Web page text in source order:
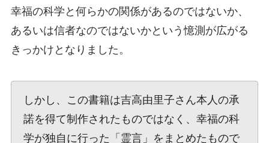
幸福の科学と何らかの関係があるのではないか、
あるいは信者なのではないかという憶測が広がる
きっかけとなりました。
しかし、この書籍は吉高由里子さん本人の承
諾を得て制作されたものではなく、幸福の科
学が独自に行った「霊言」をまとめたもので